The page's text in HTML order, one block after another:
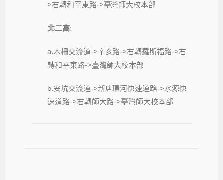
>右轉和平東路->臺灣師大校本部
北二高:
a.木柵交流道->辛亥路->右轉羅斯福路->右
轉和平東路->臺灣師大校本部
b.安坑交流道->新店環河快速道路->水源快
速道路->右轉師大路->臺灣師大校本部